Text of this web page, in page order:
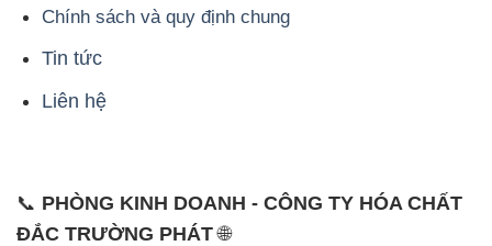
Chính sách và quy định chung
Tin tức
Liên hệ
📞 PHÒNG KINH DOANH - CÔNG TY HÓA CHẤT
ĐẮC TRƯỜNG PHÁT🌐